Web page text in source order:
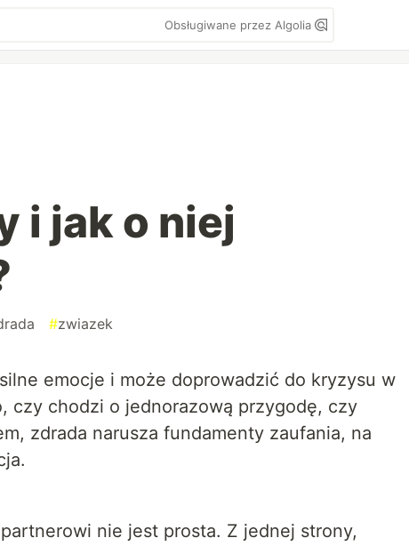
Obsługiwane przez Algolia
i jak o niej
#zwiazek
emocje i może doprowadzić do kryzysu w
czy chodzi o jednorazową przygodę, czy
zdrada narusza fundamenty zaufania, na
nie jest prosta. Z jednej strony,